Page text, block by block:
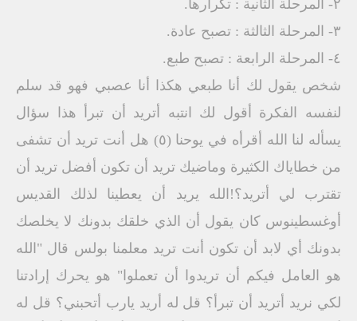
٢- المرحلة الثانية : تكرارها.
٣- المرحلة الثالثة : تصبح عادة.
٤- المرحلة الرابعة : تصبح طبع.
شخص يقول لك أنا طبعي هكذا أنا عصبي فهو قد سلم
لنفسه الفكرة أقول لك انتبه أتريد أن تبرأ هذا سؤال
يسأله لنا الله أقرأه في يوحنا (٥) هل أنت تريد أن تشفى
من خطاياك الكثيرة وماضيك تريد أن تكون أفضل تريد أن
تقترب لي أتريد؟!الله يريد أن يعطينا لذلك القديس
أوغسطينوس كان يقول أن الذي خلقك بدونك لا يخلصك
بدونك أي لابد أن تكون أنت تريد معلمنا بولس قال "الله
هو العامل فيكم أن تريدوا أن تعملوا" هو يحرك إرادتنا
لكي نريد أتريد أن تبرأ؟ قل له أريد يارب أتحبني؟ قل له